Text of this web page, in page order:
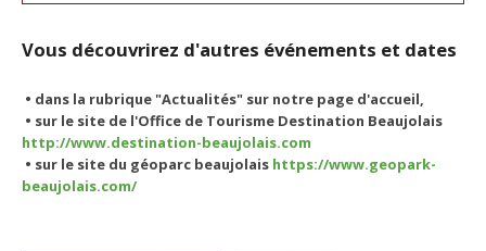
Vous découvrirez d'autres événements et dates
• dans la rubrique "Actualités" sur notre page d'accueil,
• sur le site de l'Office de Tourisme Destination Beaujolais
http://www.destination-beaujolais.com
• sur le site du géoparc beaujolais https://www.geopark-
beaujolais.com/